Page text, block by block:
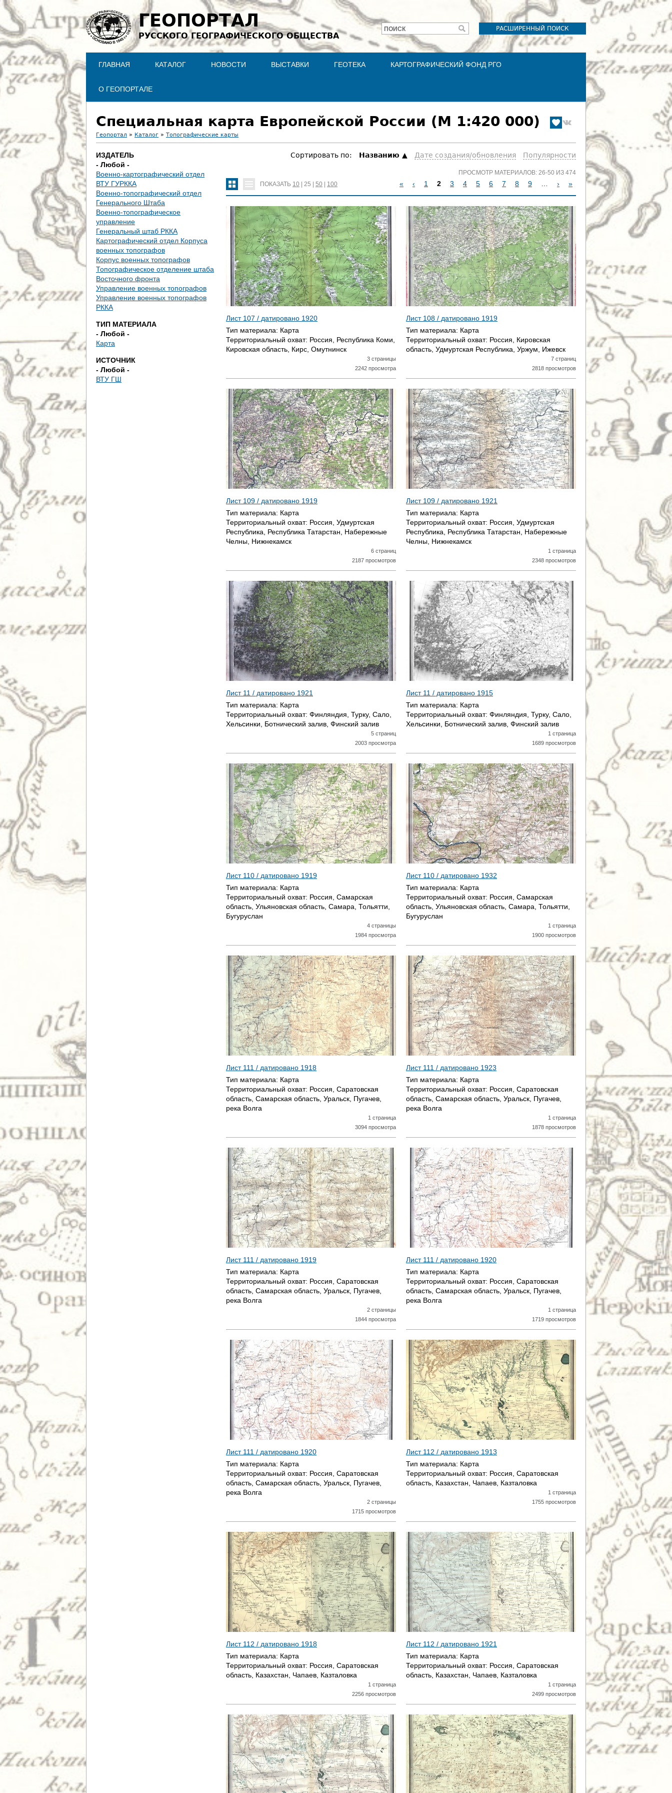
Jump to navigation
ГЕОПОРТАЛ
РУССКОГО ГЕОГРАФИЧЕСКОГО ОБЩЕСТВА
РАСШИРЕННЫЙ ПОИСК
Форма
поиска
ПОИСК
ГЛАВНАЯ КАТАЛОГ НОВОСТИ ВЫСТАВКИ ГЕОТЕКА КАРТОГРАФИЧЕСКИЙ ФОНД РГО
О ГЕОПОРТАЛЕ
Специальная карта Европейской России (М 1:420 000)
В
ы
з
д
е
с
ь
Геопортал » Каталог » Топографические карты
ИЗДАТЕЛЬ
- Любой -
Военно-картографический отдел
ВТУ ГУРККА
Военно-топографический отдел
Генерального Штаба
Военно-топографическое
управление
Генеральный штаб РККА
Картографический отдел Корпуса
военных топографов
Корпус военных топографов
Топографическое отделение штаба
Восточного фронта
Управление военных топографов
Управление военных топографов
РККА
ТИП МАТЕРИАЛА
- Любой -
Карта
ИСТОЧНИК
- Любой -
ВТУ ГШ
Сортировать по: Hазванию Дате создания/обновления Популярности
ПОКАЗАТЬ 10 25 50 100
ПРОСМОТР МАТЕРИАЛОВ: 26-50 ИЗ 474
С
« ‹ 1 2 3 4 5 6 7 8 9 › »
Лист 107 / датировано 1920
Тип материала: Карта
Территориальный охват: Россия, Республика Коми,
Кировская область, Кирс, Омутнинск
3 страницы
2242 просмотра
Лист 108 / датировано 1919
Тип материала: Карта
Территориальный охват: Россия, Кировская
область, Удмуртская Республика, Уржум, Ижевск
7 страниц
2818 просмотров
Лист 109 / датировано 1919
Тип материала: Карта
Территориальный охват: Россия, Удмуртская
Республика, Республика Татарстан, Набережные
Челны, Нижнекамск
6 страниц
2187 просмотров
Лист 109 / датировано 1921
Тип материала: Карта
Территориальный охват: Россия, Удмуртская
Республика, Республика Татарстан, Набережные
Челны, Нижнекамск
1 страница
2348 просмотров
Лист 11 / датировано 1921
Тип материала: Карта
Территориальный охват: Финляндия, Турку, Сало,
Хельсинки, Ботнический залив, Финский залив
5 страниц
2003 просмотра
Лист 11 / датировано 1915
Тип материала: Карта
Территориальный охват: Финляндия, Турку, Сало,
Хельсинки, Ботнический залив, Финский залив
1 страница
1689 просмотров
Лист 110 / датировано 1919
Тип материала: Карта
Территориальный охват: Россия, Самарская
область, Ульяновская область, Самара, Тольятти,
Бугуруслан
4 страницы
1984 просмотра
Лист 110 / датировано 1932
Тип материала: Карта
Территориальный охват: Россия, Самарская
область, Ульяновская область, Самара, Тольятти,
Бугуруслан
1 страница
1900 просмотров
Лист 111 / датировано 1918
Тип материала: Карта
Территориальный охват: Россия, Саратовская
область, Самарская область, Уральск, Пугачев,
река Волга
1 страница
3094 просмотра
Лист 111 / датировано 1923
Тип материала: Карта
Территориальный охват: Россия, Саратовская
область, Самарская область, Уральск, Пугачев,
река Волга
1 страница
1878 просмотров
Лист 111 / датировано 1919
Тип материала: Карта
Территориальный охват: Россия, Саратовская
область, Самарская область, Уральск, Пугачев,
река Волга
2 страницы
1844 просмотра
Лист 111 / датировано 1920
Тип материала: Карта
Территориальный охват: Россия, Саратовская
область, Самарская область, Уральск, Пугачев,
река Волга
1 страница
1719 просмотров
Лист 111 / датировано 1920
Тип материала: Карта
Территориальный охват: Россия, Саратовская
область, Самарская область, Уральск, Пугачев,
река Волга
2 страницы
1715 просмотров
Лист 112 / датировано 1913
Тип материала: Карта
Территориальный охват: Россия, Саратовская
область, Казахстан, Чапаев, Казталовка
1 страница
1755 просмотров
Лист 112 / датировано 1918
Тип материала: Карта
Территориальный охват: Россия, Саратовская
область, Казахстан, Чапаев, Казталовка
1 страница
2256 просмотров
Лист 112 / датировано 1921
Тип материала: Карта
Территориальный охват: Россия, Саратовская
область, Казахстан, Чапаев, Казталовка
1 страница
2499 просмотров